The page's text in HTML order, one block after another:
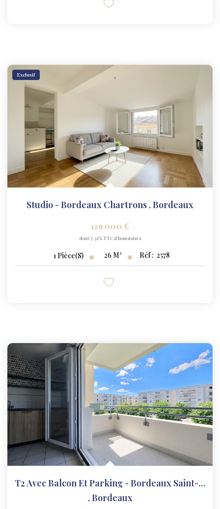
Exclusif
Studio - Bordeaux Chartrons ,Bordeaux
129 000 €
dont 7,32% TTC d'honoraires
1 Pièce(s) 26 M² Réf : 2578
T2 Avec Balcon Et Parking - Bordeaux Saint-Louis
,Bordeaux